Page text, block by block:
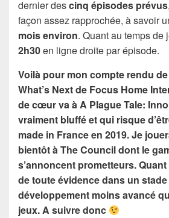
dernier descinq épisodes prévus
façon assez rapprochée, à savoir
mois environ. Quant au temps de
2h30en ligne droite par épisode.
Voilà pour mon compte rendu de
What’s Next de Focus Home
de cœur va à A Plague Tale:
vraiment bluffé et qui risque
made in France en 2019. Je
bientôt à The Council dont le
s’annoncent prometteurs.
de toute évidence dans un
développement moins avancé
jeux. A suivre donc